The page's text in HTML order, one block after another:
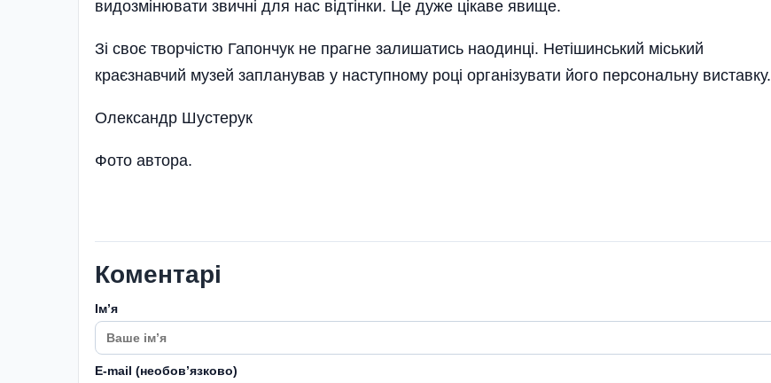
видозмінювати звичні для нас відтінки. Це дуже цікаве явище.
Зі своє творчістю Гапончук не прагне залишатись наодинці. Нетішинський міський
краєзнавчий музей запланував у наступному році організувати його персональну виставку.
Олександр Шустерук
Фото автора.
Коментарі
Імʼя
E-mail (необовʼязково)